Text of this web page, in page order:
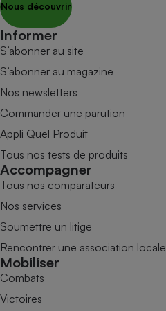
Nous découvrir
Informer
S’abonner au site
S’abonner au magazine
Nos newsletters
Commander une parution
Appli Quel Produit
Tous nos tests de produits
Accompagner
Tous nos comparateurs
Nos services
Soumettre un litige
Rencontrer une association locale
Mobiliser
Combats
Victoires